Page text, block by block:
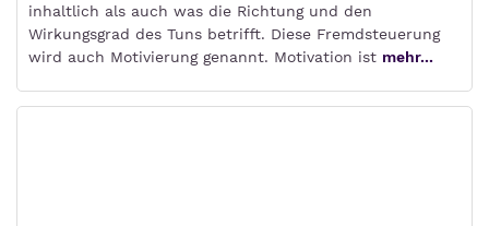
inhaltlich als auch was die Richtung und den
Wirkungsgrad des Tuns betrifft. Diese Fremdsteuerung
wird auch Motivierung genannt. Motivation ist mehr...